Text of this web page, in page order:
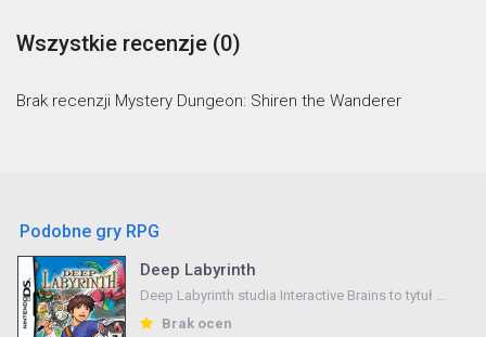
Wszystkie recenzje (0)
Brak recenzji Mystery Dungeon: Shiren the Wanderer
Podobne gry RPG
Deep Labyrinth
Deep Labyrinth studia Interactive Brains to tytuł ...
Brak ocen